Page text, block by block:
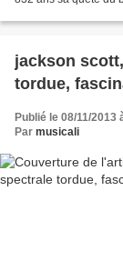
jackson
tordue,
Publié le 08/11/2013
Par musicali